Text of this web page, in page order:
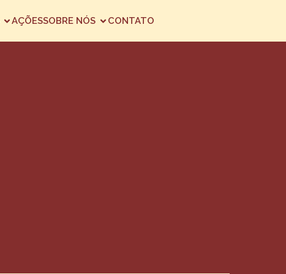
AÇÕESSOBRE NÓS CONTATO